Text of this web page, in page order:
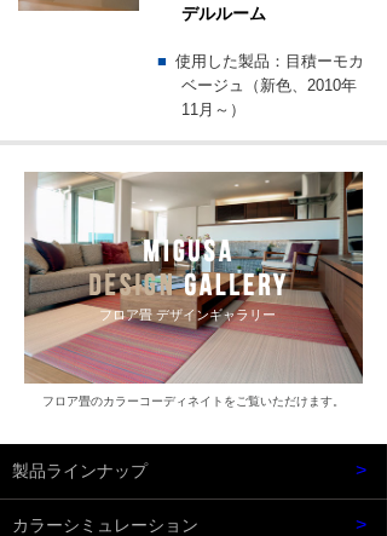
デルルーム
使用した製品：目積ーモカ
ベージュ（新色、2010年
11月～）
フロア畳 デザインギャラリー
フロア畳のカラーコーディネイトをご覧いただけます。
製品ラインナップ >
- 畳表 MIGUSA
カラーシミュレーション >